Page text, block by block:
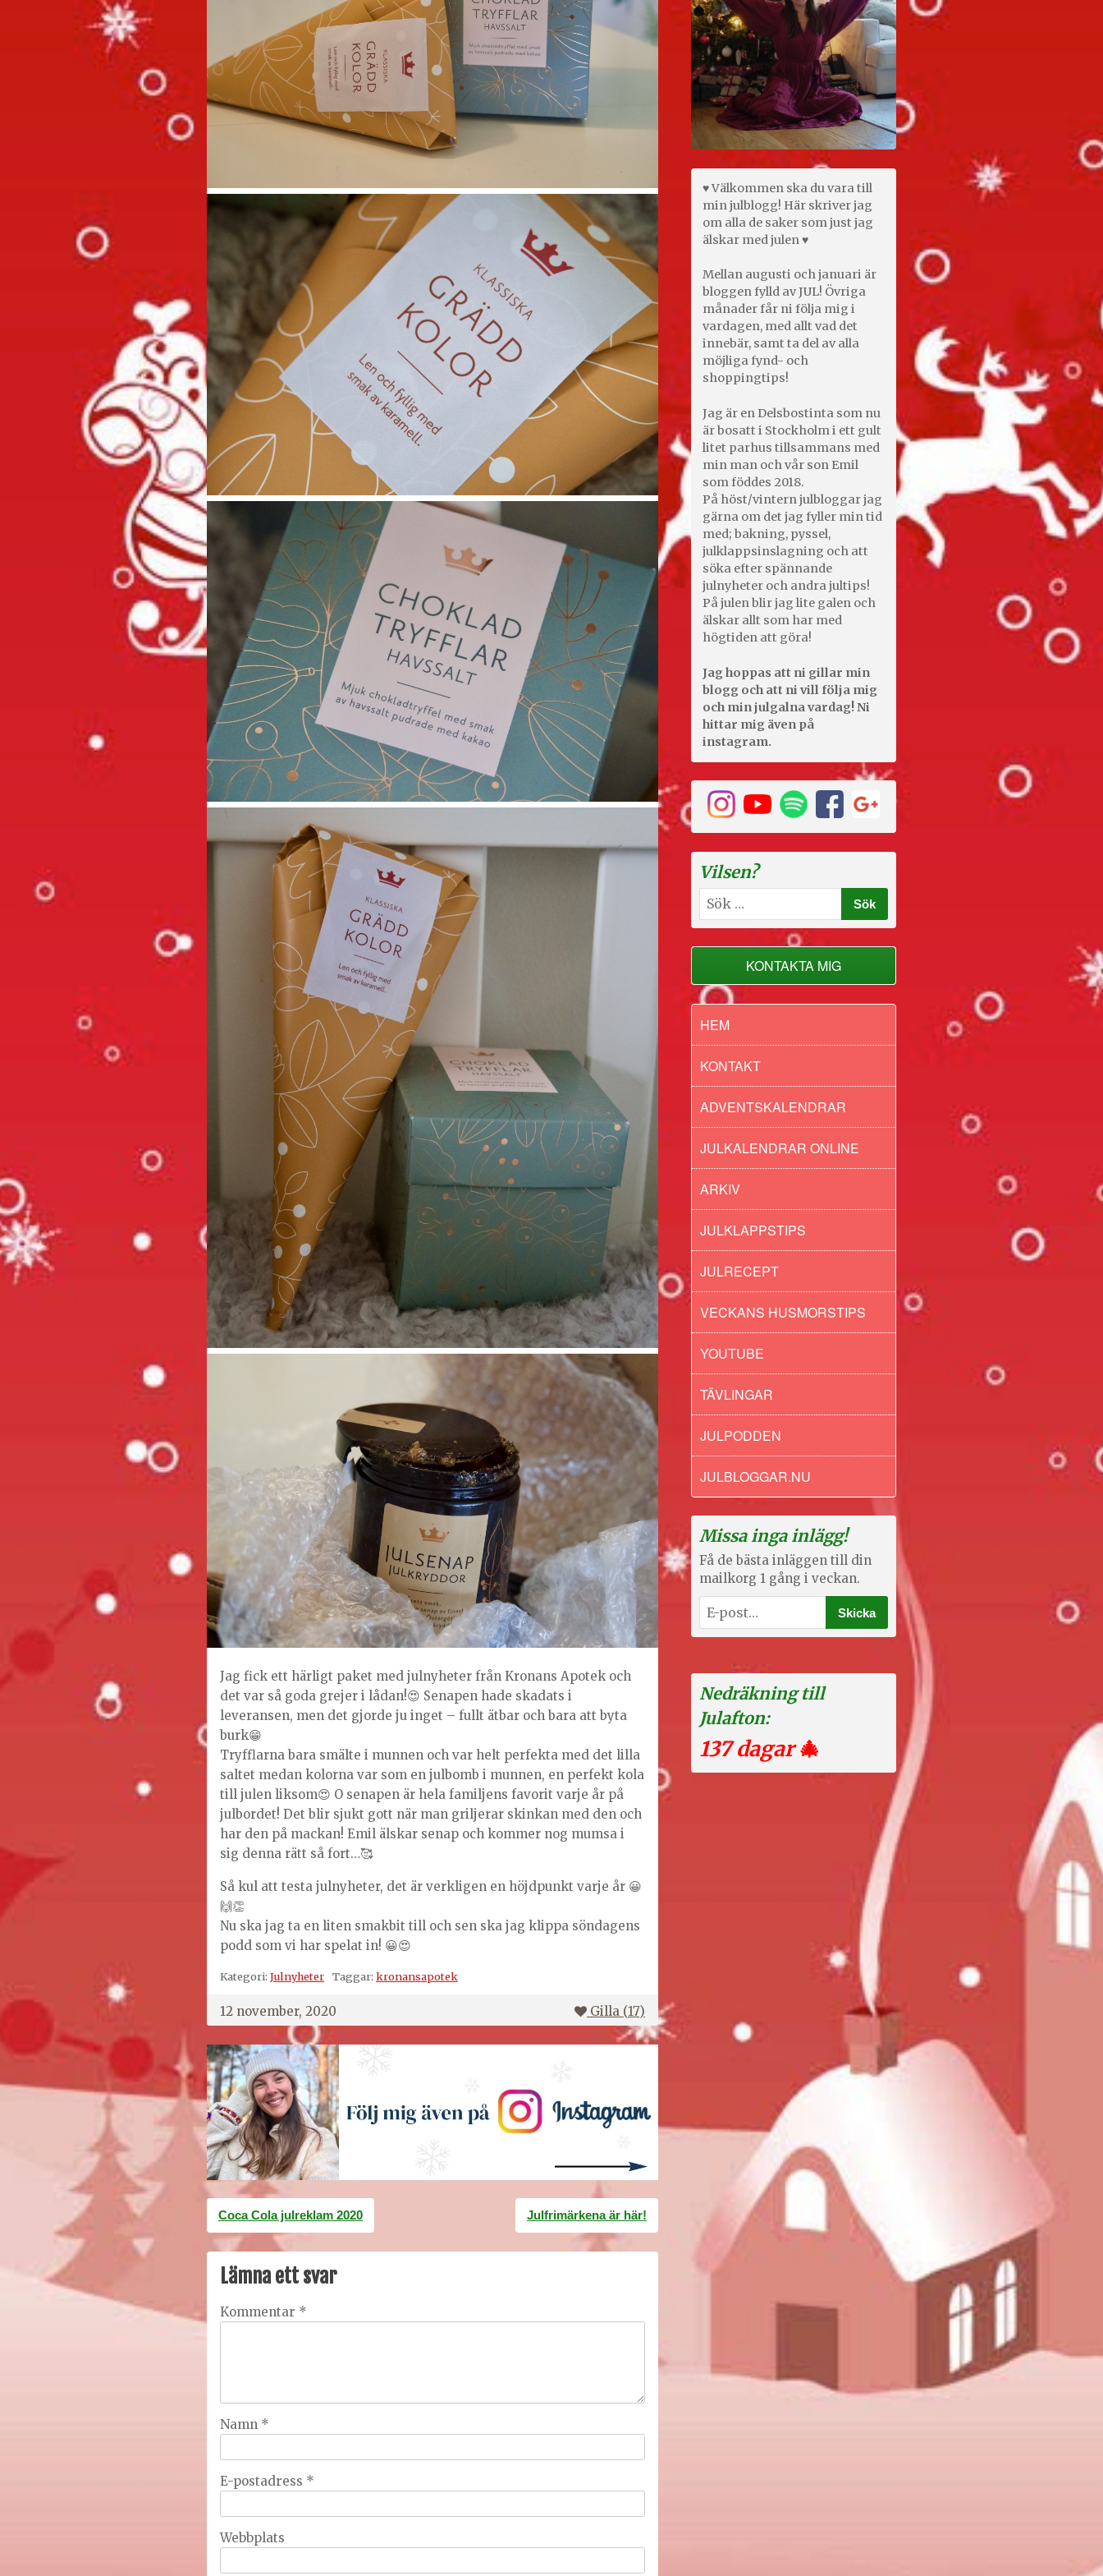
Jag fick ett härligt paket med julnyheter från Kronans Apotek och
det var så goda grejer i lådan!😍 Senapen hade skadats i
leveransen, men det gjorde ju inget – fullt ätbar och bara att byta
burk😁
Tryfflarna bara smälte i munnen och var helt perfekta med det lilla
saltet medan kolorna var som en julbomb i munnen, en perfekt kola
till julen liksom😍 O senapen är hela familjens favorit varje år på
julbordet! Det blir sjukt gott när man griljerar skinkan med den och
har den på mackan! Emil älskar senap och kommer nog mumsa i
sig denna rätt så fort…🥰
Så kul att testa julnyheter, det är verkligen en höjdpunkt varje år 😀
🙌👏
Nu ska jag ta en liten smakbit till och sen ska jag klippa söndagens
podd som vi har spelat in! 😀😍
Kategori: Julnyheter Taggar: kronansapotek
12 november, 2020 Gilla (17)
Inläggsnavigering
Coca Cola julreklam 2020 Julfrimärkena är här!
Lämna ett svar
Kommentar *
Namn *
E-postadress *
Webbplats
♥ Välkommen ska du vara till
min julblogg! Här skriver jag
om alla de saker som just jag
älskar med julen ♥
Mellan augusti och januari är
bloggen fylld av JUL! Övriga
månader får ni följa mig i
vardagen, med allt vad det
innebär, samt ta del av alla
möjliga fynd- och
shoppingtips!
Jag är en Delsbostinta som nu
är bosatt i Stockholm i ett gult
litet parhus tillsammans med
min man och vår son Emil
som föddes 2018.
På höst/vintern julbloggar jag
gärna om det jag fyller min tid
med; bakning, pyssel,
julklappsinslagning och att
söka efter spännande
julnyheter och andra jultips!
På julen blir jag lite galen och
älskar allt som har med
högtiden att göra!
Jag hoppas att ni gillar min
blogg och att ni vill följa mig
och min julgalna vardag! Ni
hittar mig även på
instagram.
Vilsen?
Sök
efter:
KONTAKTA MIG
HEM
KONTAKT
ADVENTSKALENDRAR
JULKALENDRAR ONLINE
ARKIV
JULKLAPPSTIPS
JULRECEPT
VECKANS HUSMORSTIPS
YOUTUBE
TÄVLINGAR
JULPODDEN
JULBLOGGAR.NU
Missa inga inlägg!
Få de bästa inläggen till din
mailkorg 1 gång i veckan.
Nedräkning till
Julafton:
137 dagar🎄